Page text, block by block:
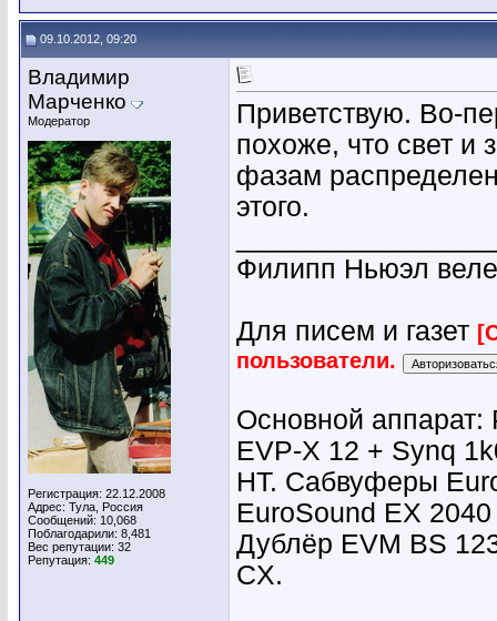
09.10.2012, 09:20
Владимир
Марченко
Модератор
Регистрация: 22.12.2008
Адрес: Тула, Россия
Сообщений: 10,068
Поблагодарили: 8,481
Вес репутации: 32
Репутация: 449
Приветствую. Во-
похоже, что свет и
фазам
этого.
Филипп Ньюэл
Для писем и газет
пользователи.
Основной аппарат:
EVP-X 12 + Synq
HT. Сабвуферы
EuroSound EX 2040
Дублёр EVM BS
CX.